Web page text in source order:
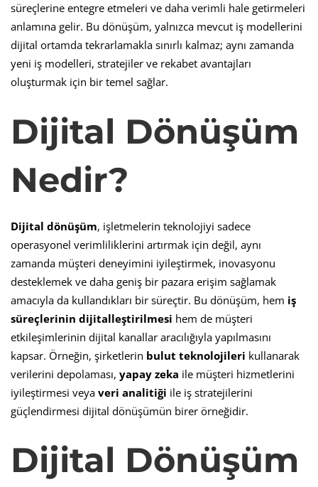
Neden
Gereklidir?
süreçlerine entegre etmeleri ve daha verimli hale getirmeleri
anlamına gelir. Bu dönüşüm, yalnızca mevcut iş modellerini
dijital ortamda tekrarlamakla sınırlı kalmaz; aynı zamanda
yeni iş modelleri, stratejiler ve rekabet avantajları
oluşturmak için bir temel sağlar.
Dijital Dönüşüm
Nedir?
Dijital dönüşüm, işletmelerin teknolojiyi sadece
operasyonel verimliliklerini artırmak için değil, aynı
zamanda müşteri deneyimini iyileştirmek, inovasyonu
desteklemek ve daha geniş bir pazara erişim sağlamak
amacıyla da kullandıkları bir süreçtir. Bu dönüşüm, hem iş
süreçlerinin dijitalleştirilmesi hem de müşteri
etkileşimlerinin dijital kanallar aracılığıyla yapılmasını
kapsar. Örneğin, şirketlerin bulut teknolojileri kullanarak
verilerini depolaması, yapay zeka ile müşteri hizmetlerini
iyileştirmesi veya veri analitiği ile iş stratejilerini
güçlendirmesi dijital dönüşümün birer örneğidir.
Dijital Dönüşüm